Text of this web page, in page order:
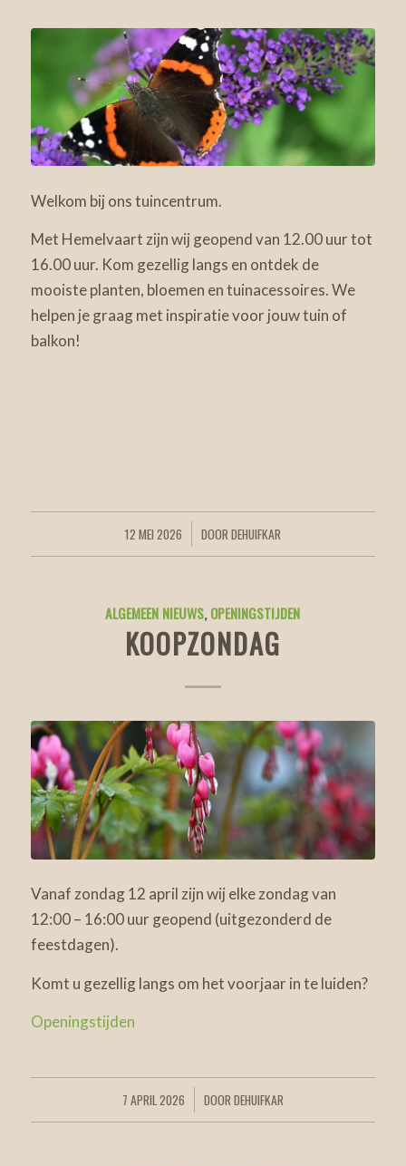
Welkom bij ons tuincentrum.
Met Hemelvaart zijn wij geopend van 12.00 uur tot
16.00 uur. Kom gezellig langs en ontdek de
mooiste planten, bloemen en tuinacessoires. We
helpen je graag met inspiratie voor jouw tuin of
balkon!
12 MEI 2026
/ DOORDEHUIFKAR
ALGEMEEN NIEUWS,OPENINGSTIJDEN
KOOPZONDAG
Vanaf zondag 12 april zijn wij elke zondag van
12:00 – 16:00 uur geopend (uitgezonderd de
feestdagen).
Komt u gezellig langs om het voorjaar in te luiden?
Openingstijden
7 APRIL 2026
/ DOOR DEHUIFKAR